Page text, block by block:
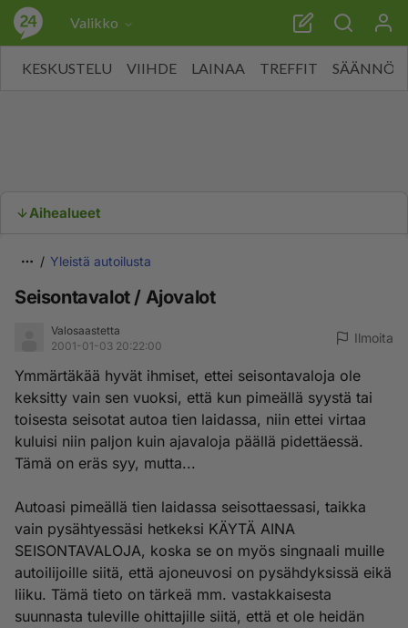
Valikko
KESKUSTELU VIIHDE LAINAA TREFFIT SÄÄNNÖT
Aihealueet
Yleistä autoilusta
Seisontavalot / Ajovalot
Valosaastetta
2001-01-03 20:22:00
Ilmoita
Ymmärtäkää hyvät ihmiset, ettei seisontavaloja ole
keksitty vain sen vuoksi, että kun pimeällä syystä tai
toisesta seisotat autoa tien laidassa, niin ettei virtaa
kuluisi niin paljon kuin ajavaloja päällä pidettäessä.
Tämä on eräs syy, mutta...
Autoasi pimeällä tien laidassa seisottaessasi, taikka
vain pysähtyessäsi hetkeksi KÄYTÄ AINA
SEISONTAVALOJA, koska se on myös singnaali muille
autoilijoille siitä, että ajoneuvosi on pysähdyksissä eikä
liiku. Tämä tieto on tärkeä mm. vastakkaisesta
suunnasta tuleville ohittajille siitä, että et ole heidän